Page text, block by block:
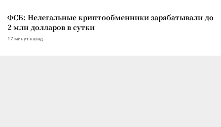
ФСБ: Нелегальные криптообменники зарабатывали до
2 млн долларов в сутки
17 минут назад